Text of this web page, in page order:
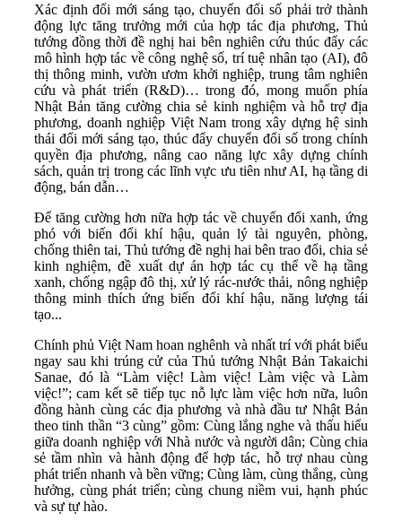
Xác định đổi mới sáng tạo, chuyển đổi số phải trở thành
động lực tăng trưởng mới của hợp tác địa phương, Thủ
tướng đồng thời đề nghị hai bên nghiên cứu thúc đẩy các
mô hình hợp tác về công nghệ số, trí tuệ nhân tạo (AI), đô
thị thông minh, vườn ươm khởi nghiệp, trung tâm nghiên
cứu và phát triển (R&D)… trong đó, mong muốn phía
Nhật Bản tăng cường chia sẻ kinh nghiệm và hỗ trợ địa
phương, doanh nghiệp Việt Nam trong xây dựng hệ sinh
thái đổi mới sáng tạo, thúc đẩy chuyển đổi số trong chính
quyền địa phương, nâng cao năng lực xây dựng chính
sách, quản trị trong các lĩnh vực ưu tiên như AI, hạ tầng di
động, bán dẫn…
Để tăng cường hơn nữa hợp tác về chuyển đổi xanh, ứng
phó với biến đổi khí hậu, quản lý tài nguyên, phòng,
chống thiên tai, Thủ tướng đề nghị hai bên trao đổi, chia sẻ
kinh nghiệm, đề xuất dự án hợp tác cụ thể về hạ tầng
xanh, chống ngập đô thị, xử lý rác-nước thải, nông nghiệp
thông minh thích ứng biến đổi khí hậu, năng lượng tái
tạo...
Chính phủ Việt Nam hoan nghênh và nhất trí với phát biểu
ngay sau khi trúng cử của Thủ tướng Nhật Bản Takaichi
Sanae, đó là “Làm việc! Làm việc! Làm việc và Làm
việc!”; cam kết sẽ tiếp tục nỗ lực làm việc hơn nữa, luôn
đồng hành cùng các địa phương và nhà đầu tư Nhật Bản
theo tinh thần “3 cùng” gồm: Cùng lắng nghe và thấu hiểu
giữa doanh nghiệp với Nhà nước và người dân; Cùng chia
sẻ tầm nhìn và hành động để hợp tác, hỗ trợ nhau cùng
phát triển nhanh và bền vững; Cùng làm, cùng thắng, cùng
hưởng, cùng phát triển; cùng chung niềm vui, hạnh phúc
và sự tự hào.